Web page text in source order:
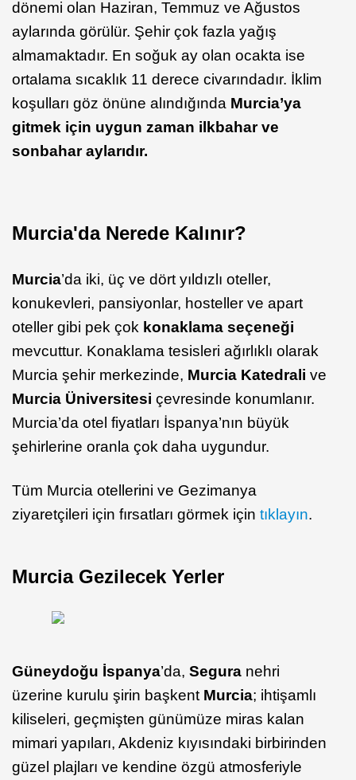
dönemi olan Haziran, Temmuz ve Ağustos
aylarında görülür. Şehir çok fazla yağış
almamaktadır. En soğuk ay olan ocakta ise
ortalama sıcaklık 11 derece civarındadır. İklim
koşulları göz önüne alındığında Murcia’ya
gitmek için uygun zaman ilkbahar ve
sonbahar aylarıdır.
Murcia'da Nerede Kalınır?
Murcia’da iki, üç ve dört yıldızlı oteller,
konukevleri, pansiyonlar, hosteller ve apart
oteller gibi pek çok konaklama seçeneği
mevcuttur. Konaklama tesisleri ağırlıklı olarak
Murcia şehir merkezinde, Murcia Katedrali ve
Murcia Üniversitesi çevresinde konumlanır.
Murcia’da otel fiyatları İspanya’nın büyük
şehirlerine oranla çok daha uygundur.
Tüm Murcia otellerini ve Gezimanya
ziyaretçileri için fırsatları görmek için tıklayın.
Murcia Gezilecek Yerler
Güneydoğu İspanya’da, Segura nehri
üzerine kurulu şirin başkent Murcia; ihtişamlı
kiliseleri, geçmişten günümüze miras kalan
mimari yapıları, Akdeniz kıyısındaki birbirinden
güzel plajları ve kendine özgü atmosferiyle